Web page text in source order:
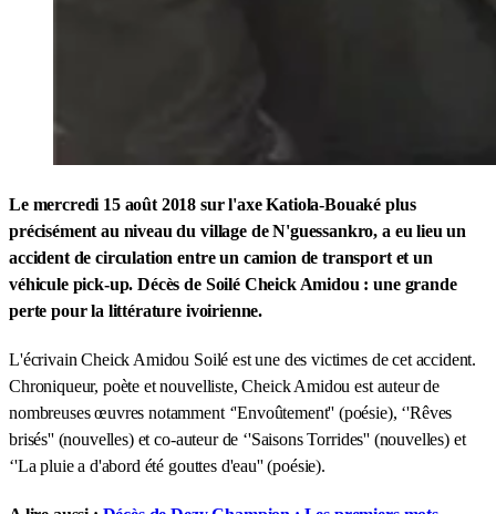
Le mercredi 15 août 2018 sur l'axe Katiola-Bouaké plus
précisément au niveau du village de N'guessankro, a eu lieu un
accident de circulation entre un camion de transport et un
véhicule pick-up. Décès de Soilé Cheick Amidou : une grande
perte pour la littérature ivoirienne.
L'écrivain Cheick Amidou Soilé est une des victimes de cet accident.
Chroniqueur, poète et nouvelliste, Cheick Amidou est auteur de
nombreuses œuvres notamment ‘'Envoûtement'' (poésie), ‘'Rêves
brisés'' (nouvelles) et co-auteur de ‘'Saisons Torrides'' (nouvelles) et
‘'La pluie a d'abord été gouttes d'eau'' (poésie).